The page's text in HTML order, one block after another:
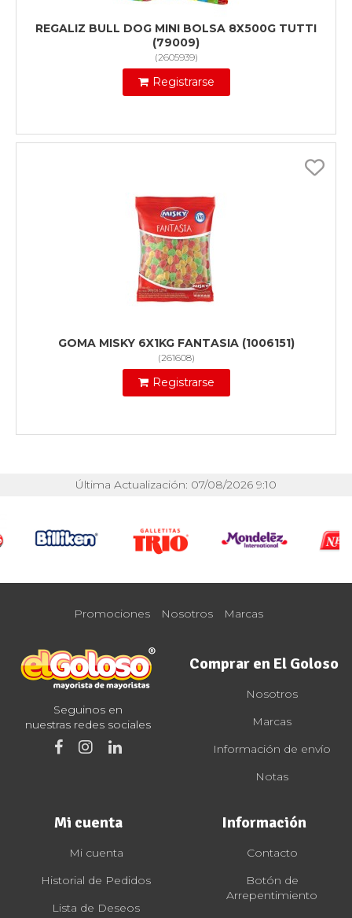
REGALIZ BULL DOG MINI BOLSA 8X500G TUTTI
(79009)
(2605939)
Registrarse
GOMA MISKY 6X1KG FANTASIA (1006151)
(261608)
Registrarse
Última Actualización: 07/08/2026 9:10
Promociones Nosotros Marcas
Seguinos en
nuestras redes sociales
Comprar en El Goloso
Nosotros
Marcas
Información de envío
Notas
Mi cuenta
Mi cuenta
Historial de Pedidos
Lista de Deseos
Información
Contacto
Botón de
Arrepentimiento